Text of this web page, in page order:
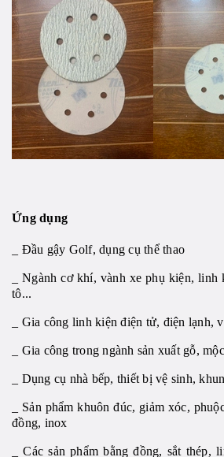
Ứng dụng
_ Đầu gậy Golf, dụng cụ thể thao
_ Ngành cơ khí, vành xe phụ kiện, linh
tô...
_ Gia công linh kiện điện tử, điện lạnh,
_ Gia công trong ngành sản xuất gỗ, mộc
_ Dụng cụ nhà bếp, thiết bị vệ sinh,
_ Sản phẩm khuôn đúc, giảm xóc,
đồng, inox
_ Các sản phẩm bằng đồng, sắt thép,